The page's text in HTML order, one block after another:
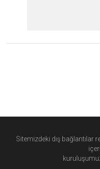
Sitemizdeki dış bağlantılar